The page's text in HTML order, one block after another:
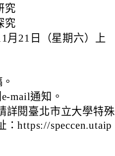
究
究
月21日（星期六）上
mail通知。
詳閱臺北市立大學特殊
https://speccen.utaip